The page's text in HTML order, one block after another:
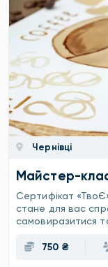
Чернівці
Майстер-
Сертифікат
стане для вас
самовиразитися
750 ₴